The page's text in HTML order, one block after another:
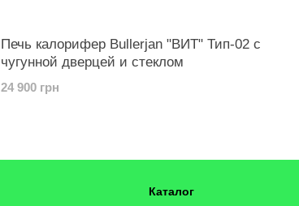
Печь калорифер Bullerjan "ВИТ" Тип-02 с
чугунной дверцей и стеклом
24 900 грн
Каталог